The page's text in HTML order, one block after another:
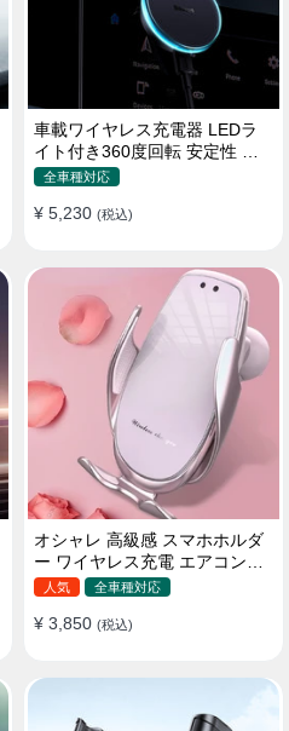
車載ワイヤレス充電器 LEDラ
イト付き360度回転 安定性 粘
着ゲル吸盤＆エアコン吹き出し
イヤレス充電 スマホホルダー
全車種対応
¥ 5,230 (税込)
オシャレ 高級感 スマホホルダ
ー ワイヤレス充電 エアコン吹
き出し口/ 吸盤タイプ 女性
人気 全車種対応
¥ 3,850 (税込)